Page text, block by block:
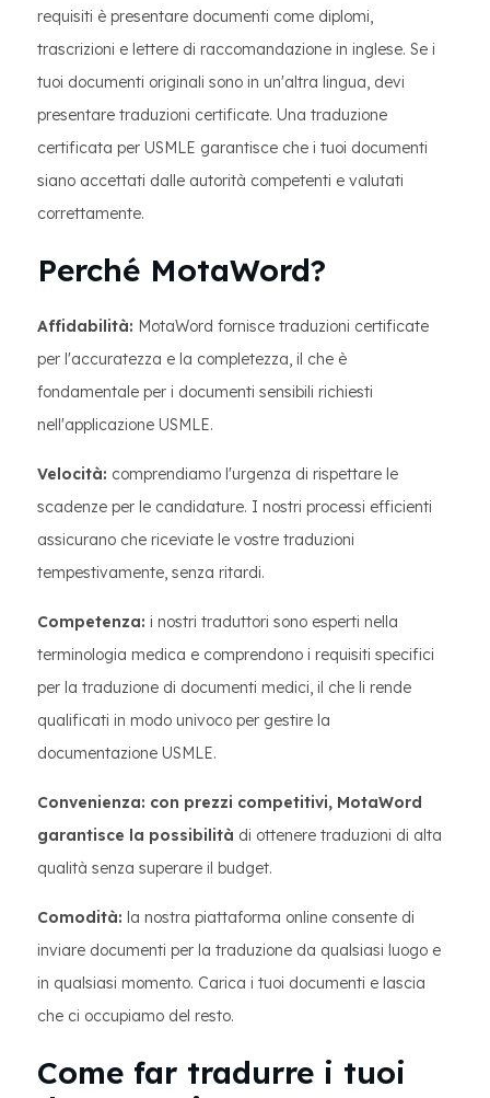
requisiti è presentare documenti come diplomi,
trascrizioni e lettere di raccomandazione in inglese. Se i
tuoi documenti originali sono in un'altra lingua, devi
presentare traduzioni certificate. Una traduzione
certificata per USMLE garantisce che i tuoi documenti
siano accettati dalle autorità competenti e valutati
correttamente.
Perché MotaWord?
Affidabilità: MotaWord fornisce traduzioni certificate
per l'accuratezza e la completezza, il che è
fondamentale per i documenti sensibili richiesti
nell'applicazione USMLE.
Velocità: comprendiamo l'urgenza di rispettare le
scadenze per le candidature. I nostri processi efficienti
assicurano che riceviate le vostre traduzioni
tempestivamente, senza ritardi.
Competenza: i nostri traduttori sono esperti nella
terminologia medica e comprendono i requisiti specifici
per la traduzione di documenti medici, il che li rende
qualificati in modo univoco per gestire la
documentazione USMLE.
Convenienza: con prezzi competitivi, MotaWord
garantisce la possibilità di ottenere traduzioni di alta
qualità senza superare il budget.
Comodità: la nostra piattaforma online consente di
inviare documenti per la traduzione da qualsiasi luogo e
in qualsiasi momento. Carica i tuoi documenti e lascia
che ci occupiamo del resto.
Come far tradurre i tuoi